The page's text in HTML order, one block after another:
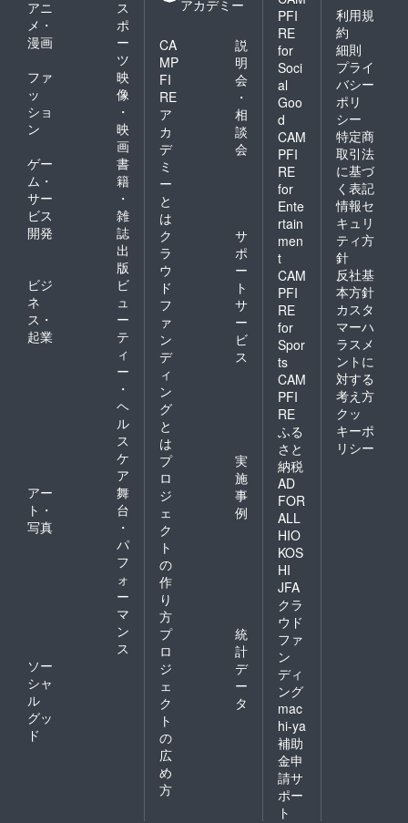
アニ
メ・
漫画
ス
ポ
ー
ツ
ファ
ッ
ショ
ン
映
像
・
映
画
ゲー
ム・
サー
ビス
開発
書
籍
・
雑
誌
出
版
ビジ
ネ
ス・
起業
ビ
ュ
ー
テ
ィ
ー
・
ヘ
ル
ス
ケ
ア
アー
ト・
写真
舞
台
・
パ
フ
ォ
ー
マ
ン
ス
ソー
シャ
ル
グッ
ド
アカデミー
CA
MP
FI
RE
ア
カ
デ
ミ
ー
と
は
説
明
会
・
相
談
会
ク
ラ
ウ
ド
フ
ァ
ン
デ
ィ
ン
グ
と
は
サ
ポ
ー
ト
サ
ー
ビ
ス
プ
ロ
ジ
ェ
ク
ト
の
作
り
方
実
施
事
例
プ
ロ
ジ
ェ
ク
ト
の
広
め
方
統
計
デ
ー
タ
PFI
RE
for
Soci
al
Goo
d
CAM
PFI
RE
for
Ente
rtain
men
t
CAM
PFI
RE
for
Spor
ts
CAM
PFI
RE
ふる
さと
納税
AD
FOR
ALL
HIO
KOS
HI
JFA
クラ
ウド
ファ
ン
ディ
ング
mac
hi-ya
補助
金申
請サ
ポー
ト
利用規
約
細則
プライ
バシー
ポリ
シー
特定商
取引法
に基づ
く表記
情報セ
キュリ
ティ方
針
反社基
本方針
カスタ
マーハ
ラスメ
ントに
対する
考え方
クッ
キーポ
リシー